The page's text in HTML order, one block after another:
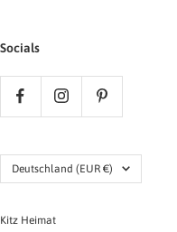
Socials
Land/Region Deutschland (EUR €)
Kitz Heimat